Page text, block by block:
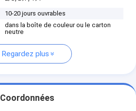
10-20 jours ouvrables
dans la boîte de couleur ou le carton
neutre
Regardez plus
Coordonnées